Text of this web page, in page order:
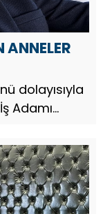
ANNELER
dolayısıyla
tükenmez,